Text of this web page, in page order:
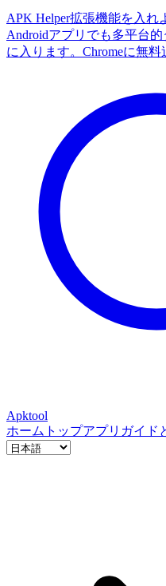
APK Helper拡張機能を入れ
Androidアプリでも多平台
に入ります。 Chromeに無料
Apktool
ホーム トップアプリ ガイド